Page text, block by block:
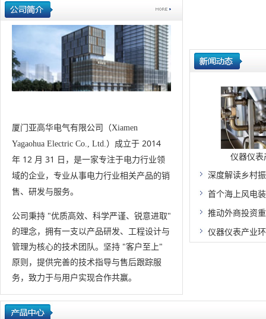
厦门亚高华电气有限公司 （Xiamen
Yagaohua Electric Co., Ltd.）成立于 2014
年 12 月 31 日 ，是一家专注于电力行业领
域的企业，专业从事电力行业相关产品的销
售、研发与服务。
公司秉持 "优质高效、科学严谨、锐意进取"
的理念，拥有一支以产品研发、工程设计与
管理为核心的技术团队。坚持 "客户至上"
原则，提供完善的技术指导与售后跟踪服
务，致力于与用户实现合作共赢。
仪器仪表
深度解读乡村
首个海上风电
推动外商投资
仪器仪表产业